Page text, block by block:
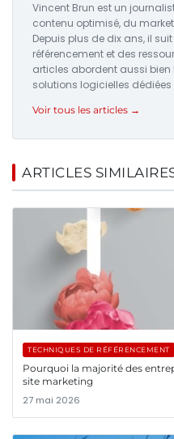
Vincent Brun est un
contenu optimisé, du
Depuis plus de dix ans, il
référencement et des
articles abordent aussi
solutions logicielles
Voir tous les articles →
ARTICLES
TECHNIQUES DE RÉFÉRENCEMENT
Pourquoi la majorité des
site marketing
27 mai 2026